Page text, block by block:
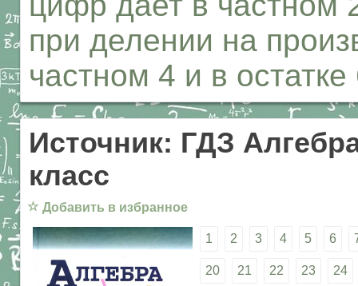
при делении на
частном 4 и в остатке
Источник: ГДЗ
класс
☆ Добавить в избранное
1 2 3 4 5 6
20 21 22 23 24